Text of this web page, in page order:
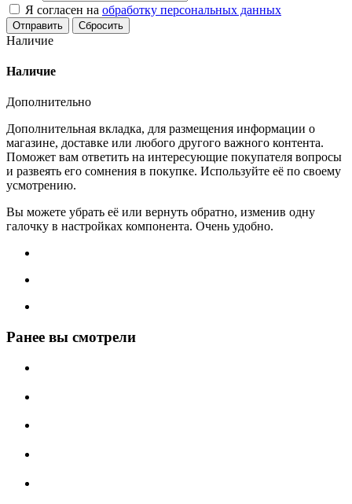
Я согласен на обработку персональных данных
Сбросить
Наличие
Наличие
Дополнительно
Дополнительная вкладка, для размещения информации о
магазине, доставке или любого другого важного контента.
Поможет вам ответить на интересующие покупателя вопросы
и развеять его сомнения в покупке. Используйте её по своему
усмотрению.
Вы можете убрать её или вернуть обратно, изменив одну
галочку в настройках компонента. Очень удобно.
Ранее вы смотрели